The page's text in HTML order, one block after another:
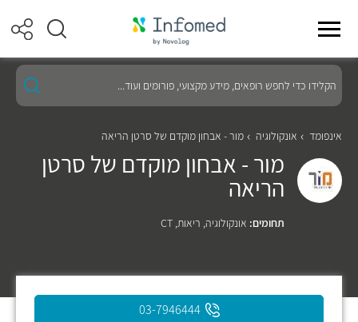
הקלידו
כדי
לחפש
מקצועי,
פורומים
ועוד...
אינפומד אונקולוגיה מור - אבחון מוקדם של סרטן הריאה
מור - אבחון מוקדם של סרטן
הריאה
תחומים: אונקולוגיה, ריאות,
CT
03-7946444